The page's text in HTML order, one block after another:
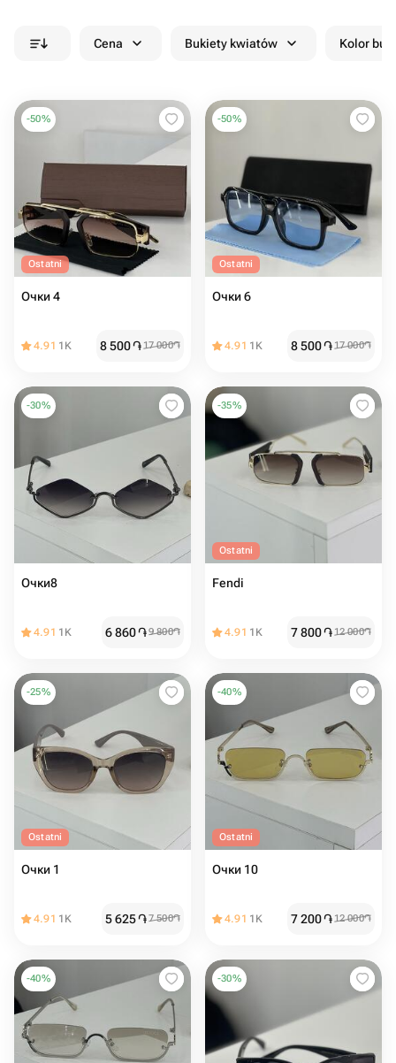
Cena Bukiety kwiatów Kolor
-50%
Ostatni
Очки 4
4.91 1K 8 500֏17 000֏
-50%
Ostatni
Очки 6
4.91 1K 8 500֏17 000֏
-30%
Очки8
4.91 1K 6 860֏9 800֏
-35%
Ostatni
Fendi
4.91 1K 7 800֏12 000֏
-25%
Ostatni
Очки 1
4.91 1K 5 625֏7 500֏
-40%
Ostatni
Очки 10
4.91 1K 7 200֏12 000֏
-40% -30%